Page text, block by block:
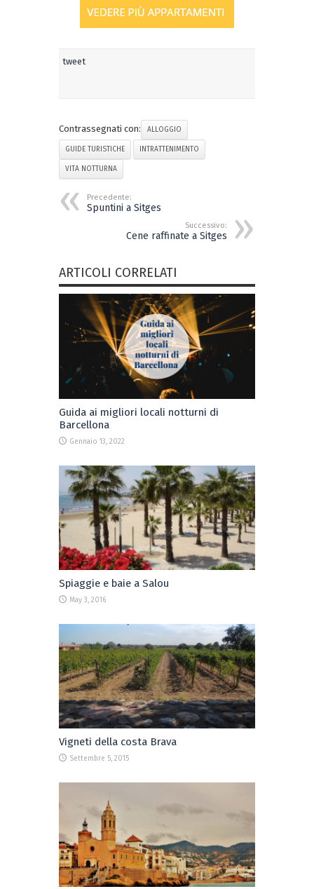
tweet
Contrassegnati con: ALLOGGIO
GUIDE TURISTICHE INTRATTENIMENTO
VITA NOTTURNA
Precedente:
Spuntini a Sitges
Successivo:
Cene raffinate a Sitges
ARTICOLI CORRELATI
Guida ai migliori locali notturni di
Barcellona
Gennaio 13, 2022
Spiaggie e baie a Salou
May 3, 2016
Vigneti della costa Brava
Settembre 5, 2015